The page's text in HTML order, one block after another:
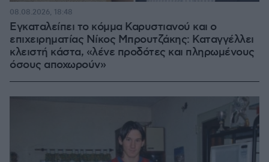
Εγκαταλείπει το κόμμα Καρυστιανού και ο
επιχειρηματίας Νίκος Μπρουτζάκης: Καταγγέλλει
κλειστή κάστα, «λένε προδότες και πληρωμένους
όσους αποχωρούν»
08.08.2026, 18:48